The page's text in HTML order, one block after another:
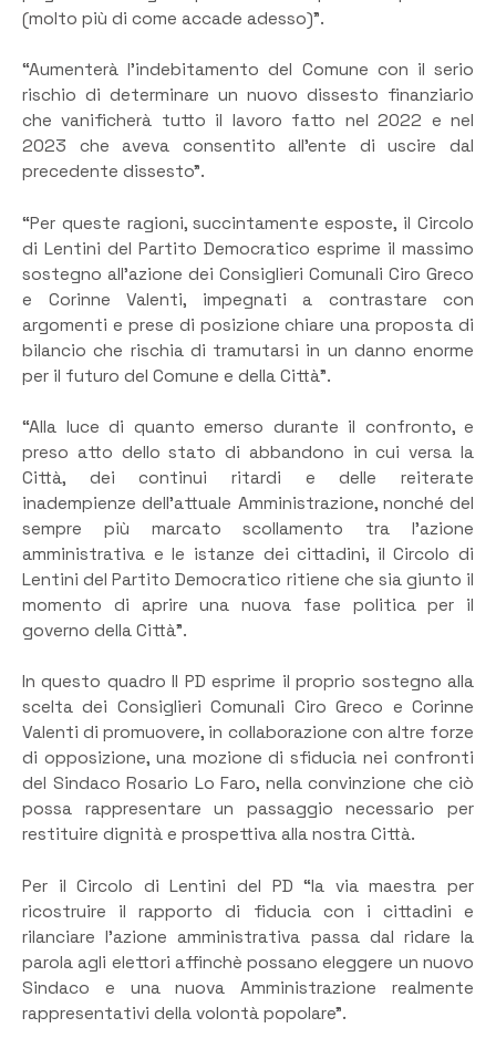
(molto più di come accade adesso)”.
“Aumenterà l’indebitamento del Comune con il serio
rischio di determinare un nuovo dissesto finanziario
che vanificherà tutto il lavoro fatto nel 2022 e nel
2023 che aveva consentito all’ente di uscire dal
precedente dissesto”.
“Per queste ragioni, succintamente esposte, il Circolo
di Lentini del Partito Democratico esprime il massimo
sostegno all’azione dei Consiglieri Comunali Ciro Greco
e Corinne Valenti, impegnati a contrastare con
argomenti e prese di posizione chiare una proposta di
bilancio che rischia di tramutarsi in un danno enorme
per il futuro del Comune e della Città”.
“Alla luce di quanto emerso durante il confronto, e
preso atto dello stato di abbandono in cui versa la
Città, dei continui ritardi e delle reiterate
inadempienze dell’attuale Amministrazione, nonché del
sempre più marcato scollamento tra l’azione
amministrativa e le istanze dei cittadini, il Circolo di
Lentini del Partito Democratico ritiene che sia giunto il
momento di aprire una nuova fase politica per il
governo della Città”.
In questo quadro Il PD esprime il proprio sostegno alla
scelta dei Consiglieri Comunali Ciro Greco e Corinne
Valenti di promuovere, in collaborazione con altre forze
di opposizione, una mozione di sfiducia nei confronti
del Sindaco Rosario Lo Faro, nella convinzione che ciò
possa rappresentare un passaggio necessario per
restituire dignità e prospettiva alla nostra Città.
Per il Circolo di Lentini del PD “la via maestra per
ricostruire il rapporto di fiducia con i cittadini e
rilanciare l’azione amministrativa passa dal ridare la
parola agli elettori affinchè possano eleggere un nuovo
Sindaco e una nuova Amministrazione realmente
rappresentativi della volontà popolare”.